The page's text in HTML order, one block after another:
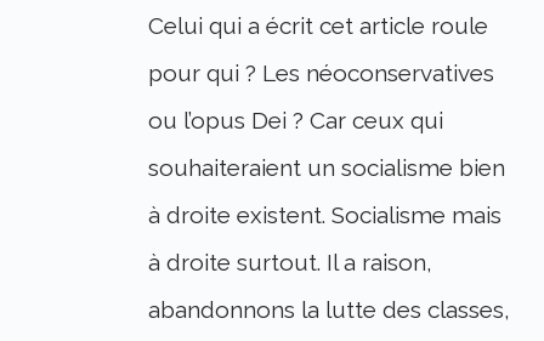
Celui qui a écrit cet article roule
pour qui ? Les néoconservatives
ou l’opus Dei ? Car ceux qui
souhaiteraient un socialisme bien
à droite existent. Socialisme mais
à droite surtout. Il a raison,
abandonnons la lutte des classes,